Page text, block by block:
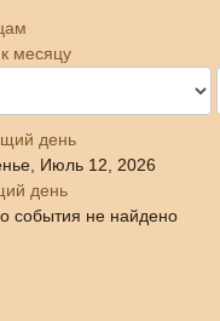
месяцу
день
Июль 12, 2026
день
события не найдено